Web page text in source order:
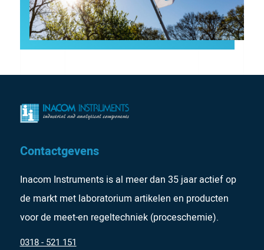
Contactgevens
Inacom Instruments is al meer dan 35 jaar actief op
de markt met laboratorium artikelen en producten
voor de meet-en regeltechniek (proceschemie).
0318 - 521 151